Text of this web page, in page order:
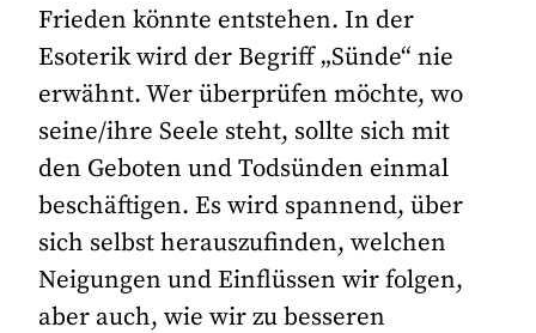
Frieden könnte entstehen. In der
Esoterik wird der Begriff „Sünde“ nie
erwähnt. Wer überprüfen möchte, wo
seine/ihre Seele steht, sollte sich mit
den Geboten und Todsünden einmal
beschäftigen. Es wird spannend, über
sich selbst herauszufinden, welchen
Neigungen und Einflüssen wir folgen,
aber auch, wie wir zu besseren